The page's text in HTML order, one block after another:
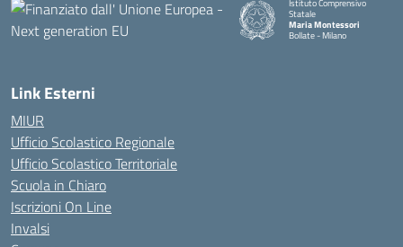
Istituto Comprensivo
Statale
Maria Montessori
Bollate - Milano
Link Esterni
MIUR
Ufficio Scolastico Regionale
Ufficio Scolastico Territoriale
Scuola in Chiaro
Iscrizioni On Line
Invalsi